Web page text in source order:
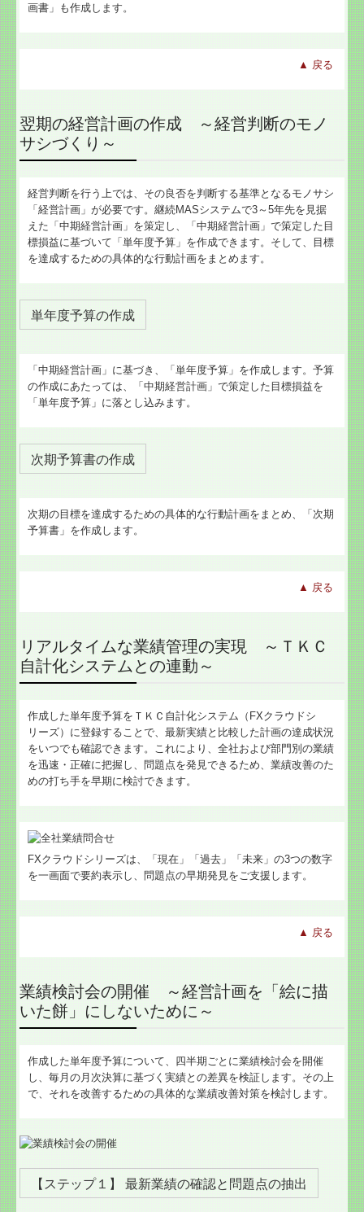
画書」も作成します。
▲ 戻る
翌期の経営計画の作成 ～経営判断のモノ
サシづくり～
経営判断を行う上では、その良否を判断する基準となるモノサシ
「経営計画」が必要です。継続MASシステムで3～5年先を見据
えた「中期経営計画」を策定し、「中期経営計画」で策定した目
標損益に基づいて「単年度予算」を作成できます。そして、目標
を達成するための具体的な行動計画をまとめます。
単年度予算の作成
「中期経営計画」に基づき、「単年度予算」を作成します。予算
の作成にあたっては、「中期経営計画」で策定した目標損益を
「単年度予算」に落とし込みます。
次期予算書の作成
次期の目標を達成するための具体的な行動計画をまとめ、「次期
予算書」を作成します。
▲ 戻る
リアルタイムな業績管理の実現 ～ＴＫＣ
自計化システムとの連動～
作成した単年度予算をＴＫＣ自計化システム（FXクラウドシ
リーズ）に登録することで、最新実績と比較した計画の達成状況
をいつでも確認できます。これにより、全社および部門別の業績
を迅速・正確に把握し、問題点を発見できるため、業績改善のた
めの打ち手を早期に検討できます。
FXクラウドシリーズは、「現在」「過去」「未来」の3つの数字
を一画面で要約表示し、問題点の早期発見をご支援します。
▲ 戻る
業績検討会の開催 ～経営計画を「絵に描
いた餅」にしないために～
作成した単年度予算について、四半期ごとに業績検討会を開催
し、毎月の月次決算に基づく実績との差異を検証します。その上
で、それを改善するための具体的な業績改善対策を検討します。
【ステップ１】 最新業績の確認と問題点の抽出